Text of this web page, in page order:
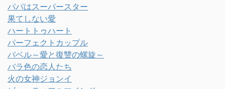
パパはスーパースター
果てしない愛
ハートトゥハート
パーフェクトカップル
バベル～愛と復讐の螺旋～
バラ色の恋人たち
火の女神ジョンイ